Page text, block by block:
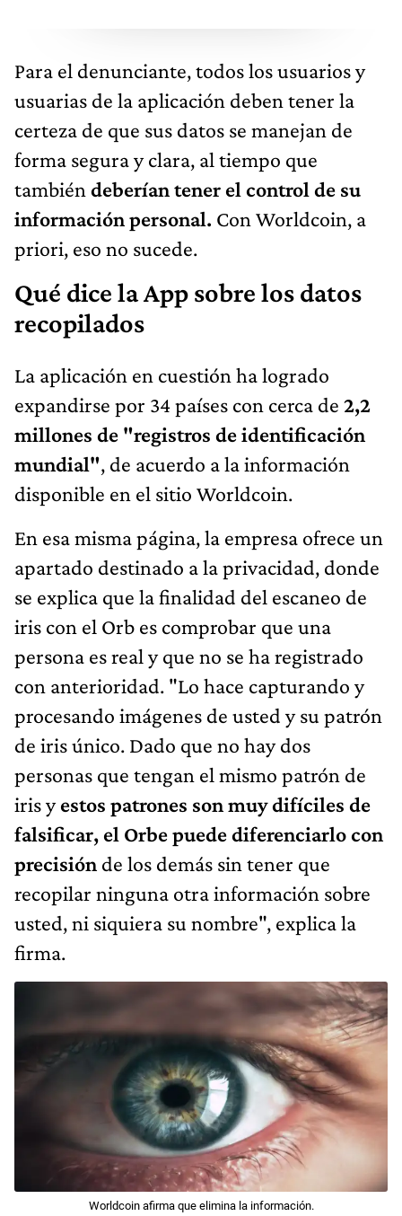
Para el denunciante, todos los usuarios y
usuarias de la aplicación deben tener la
certeza de que sus datos se manejan de
forma segura y clara, al tiempo que
también deberían tener el control de su
información personal. Con Worldcoin, a
priori, eso no sucede.
Qué dice la App sobre los datos
recopilados
La aplicación en cuestión ha logrado
expandirse por 34 países con cerca de 2,2
millones de "registros de identificación
mundial", de acuerdo a la información
disponible en el sitio Worldcoin.
En esa misma página, la empresa ofrece un
apartado destinado a la privacidad, donde
se explica que la finalidad del escaneo de
iris con el Orb es comprobar que una
persona es real y que no se ha registrado
con anterioridad. "Lo hace capturando y
procesando imágenes de usted y su patrón
de iris único. Dado que no hay dos
personas que tengan el mismo patrón de
iris yestos patrones son muy difíciles de
falsificar, el Orbe puede diferenciarlo con
precisión de los demás sin tener que
recopilar ninguna otra información sobre
usted, ni siquiera su nombre", explica la
firma.
Worldcoin afirma que elimina la información.